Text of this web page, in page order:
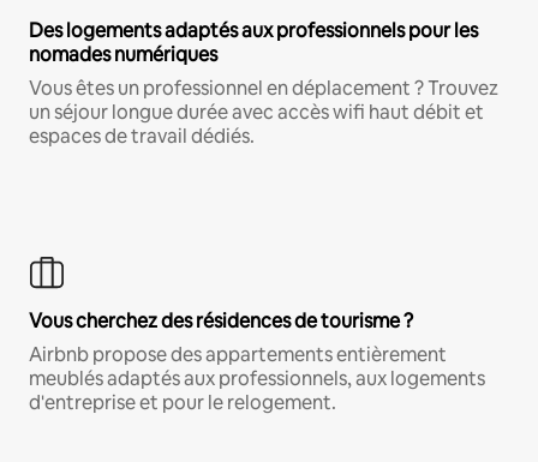
Des logements adaptés aux professionnels pour les
nomades numériques
Vous êtes un professionnel en déplacement ? Trouvez
un séjour longue durée avec accès wifi haut débit et
espaces de travail dédiés.
Vous cherchez des résidences de tourisme ?
Airbnb propose des appartements entièrement
meublés adaptés aux professionnels, aux logements
d'entreprise et pour le relogement.